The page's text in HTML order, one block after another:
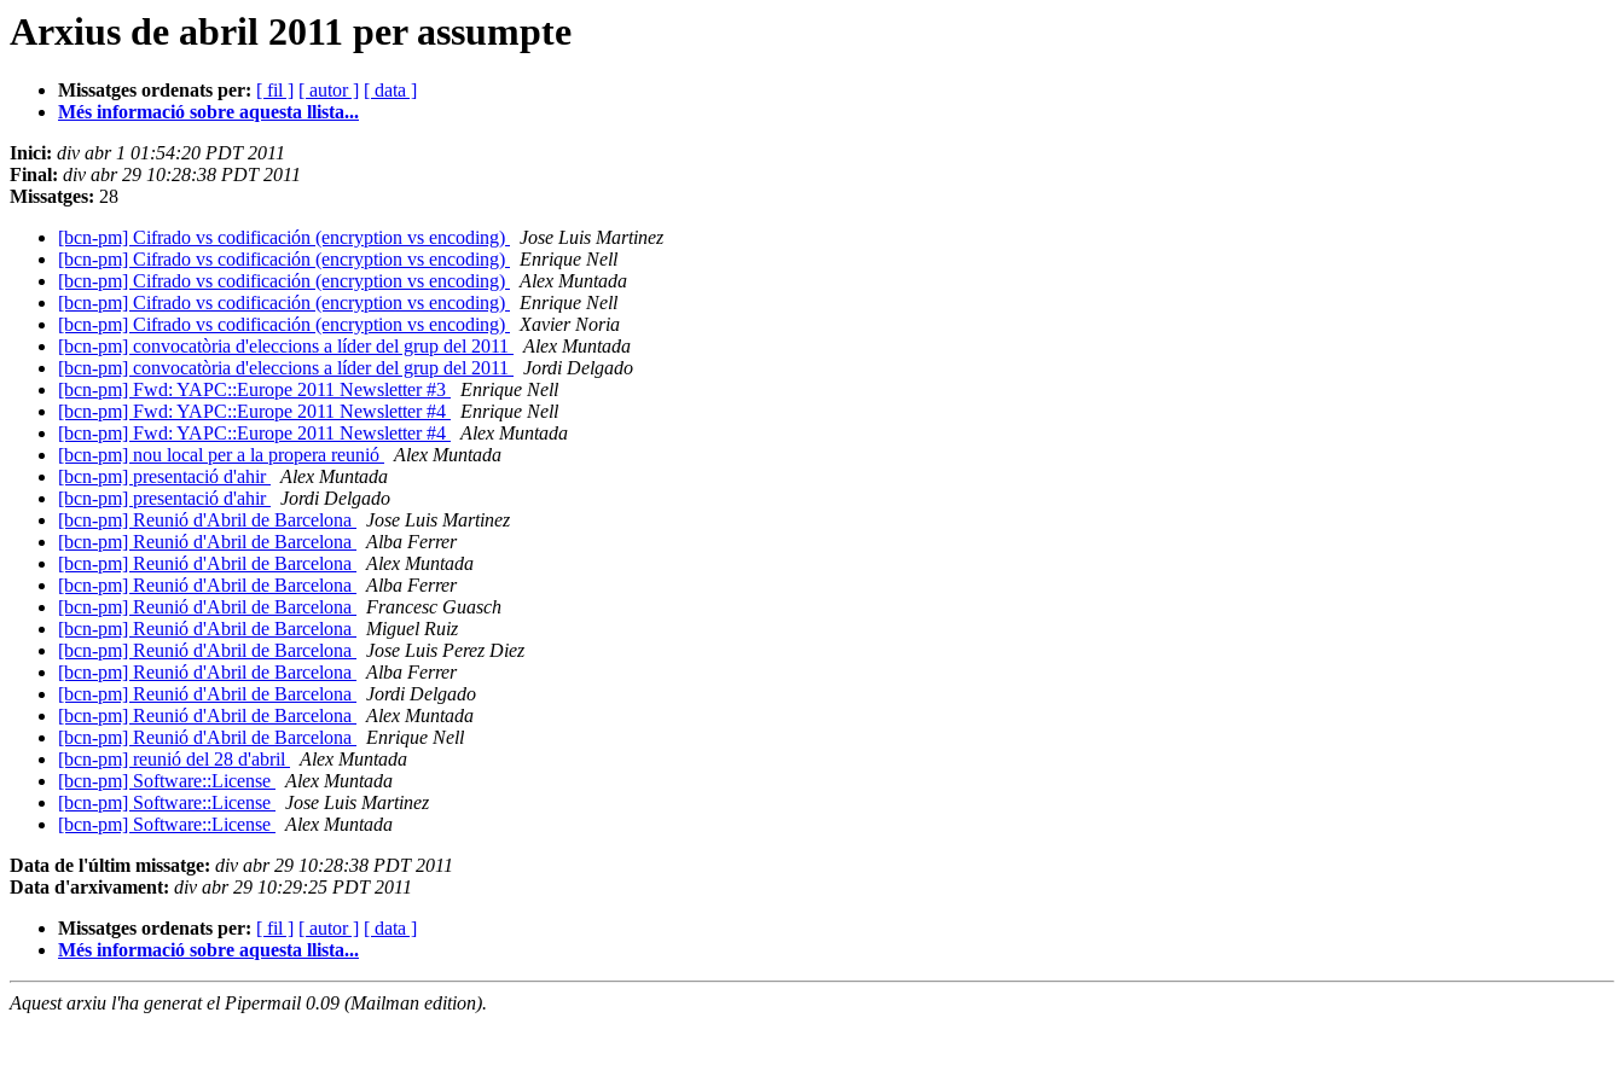
Arxius de abril 2011 per assumpte
Missatges ordenats per: [ fil ] [ autor ] [ data ]
Més informació sobre aquesta llista...
Inici: div abr 1 01:54:20 PDT 2011
Final: div abr 29 10:28:38 PDT 2011
Missatges: 28
[bcn-pm] Cifrado vs codificación (encryption vs encoding)
Jose Luis Martinez
[bcn-pm] Cifrado vs codificación (encryption vs encoding)
Enrique Nell
[bcn-pm] Cifrado vs codificación (encryption vs encoding)
Alex Muntada
[bcn-pm] Cifrado vs codificación (encryption vs encoding)
Enrique Nell
[bcn-pm] Cifrado vs codificación (encryption vs encoding)
Xavier Noria
[bcn-pm] convocatòria d'eleccions a líder del grup del 2011
Alex Muntada
[bcn-pm] convocatòria d'eleccions a líder del grup del 2011
Jordi Delgado
[bcn-pm] Fwd: YAPC::Europe 2011 Newsletter #3
Enrique Nell
[bcn-pm] Fwd: YAPC::Europe 2011 Newsletter #4
Enrique Nell
[bcn-pm] Fwd: YAPC::Europe 2011 Newsletter #4
Alex Muntada
[bcn-pm] nou local per a la propera reunió
Alex Muntada
[bcn-pm] presentació d'ahir
Alex Muntada
[bcn-pm] presentació d'ahir
Jordi Delgado
[bcn-pm] Reunió d'Abril de Barcelona
Jose Luis Martinez
[bcn-pm] Reunió d'Abril de Barcelona
Alba Ferrer
[bcn-pm] Reunió d'Abril de Barcelona
Alex Muntada
[bcn-pm] Reunió d'Abril de Barcelona
Alba Ferrer
[bcn-pm] Reunió d'Abril de Barcelona
Francesc Guasch
[bcn-pm] Reunió d'Abril de Barcelona
Miguel Ruiz
[bcn-pm] Reunió d'Abril de Barcelona
Jose Luis Perez Diez
[bcn-pm] Reunió d'Abril de Barcelona
Alba Ferrer
[bcn-pm] Reunió d'Abril de Barcelona
Jordi Delgado
[bcn-pm] Reunió d'Abril de Barcelona
Alex Muntada
[bcn-pm] Reunió d'Abril de Barcelona
Enrique Nell
[bcn-pm] reunió del 28 d'abril
Alex Muntada
[bcn-pm] Software::License
Alex Muntada
[bcn-pm] Software::License
Jose Luis Martinez
[bcn-pm] Software::License
Alex Muntada
Data de l'últim missatge: div abr 29 10:28:38 PDT 2011
Data d'arxivament: div abr 29 10:29:25 PDT 2011
Missatges ordenats per: [ fil ] [ autor ] [ data ]
Més informació sobre aquesta llista...
Aquest arxiu l'ha generat el Pipermail 0.09 (Mailman edition).